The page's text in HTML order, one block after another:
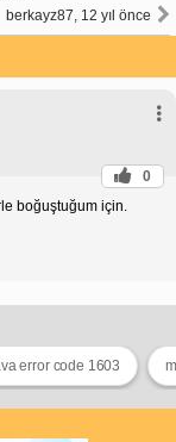
berkayz87, 12 yıl önce
0
boğuştuğum için.
error code 1603